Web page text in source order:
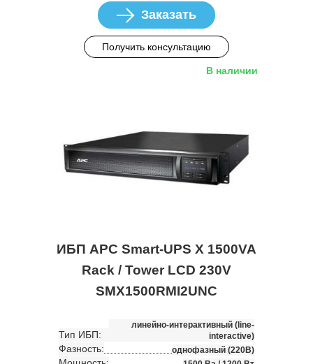
Заказать
Получить консультацию
В наличии
ИБП APC Smart-UPS X 1500VA
Rack / Tower LCD 230V
SMX1500RMI2UNC
Тип ИБП:
линейно-интерактивный (line-
interactive)
Фазность: однофазный (220В)